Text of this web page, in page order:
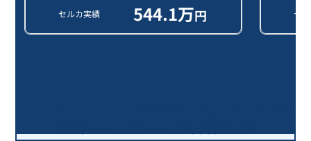
セルカ実績 544.1万円 セ